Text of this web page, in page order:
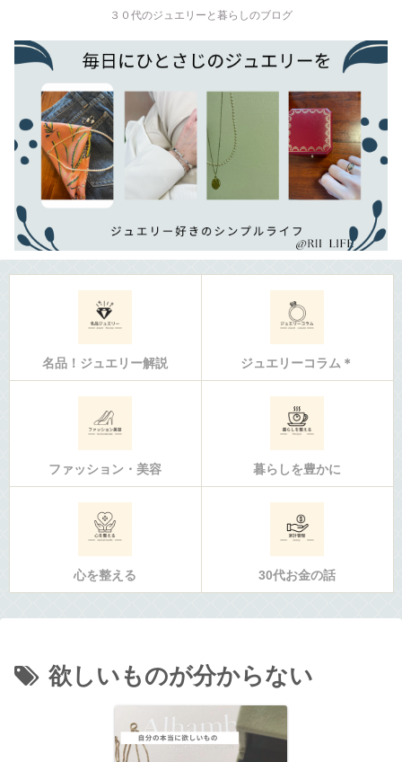
３０代のジュエリーと暮らしのブログ
名品！ジュエリー解説 ジュエリーコラム＊
ファッション・美容 暮らしを豊かに
心を整える 30代お金の話
欲しいものが分からない